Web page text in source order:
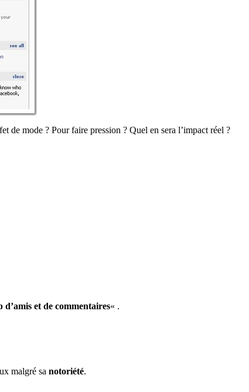
de mode ? Pour faire pression ? Quel en sera l’impact réel ?
et de commentaires« .
malgré sa notoriété.